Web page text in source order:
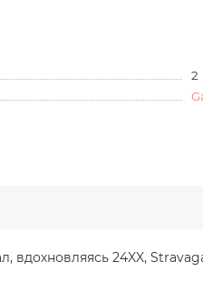
2
вдохновляясь 24XX,